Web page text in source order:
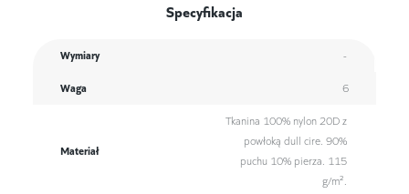
Specyfikacja
Wymiary -
Waga 6
Materiał
Tkanina 100% nylon 20D z
powłoką dull cire. 90%
puchu 10% pierza. 115
g/m².